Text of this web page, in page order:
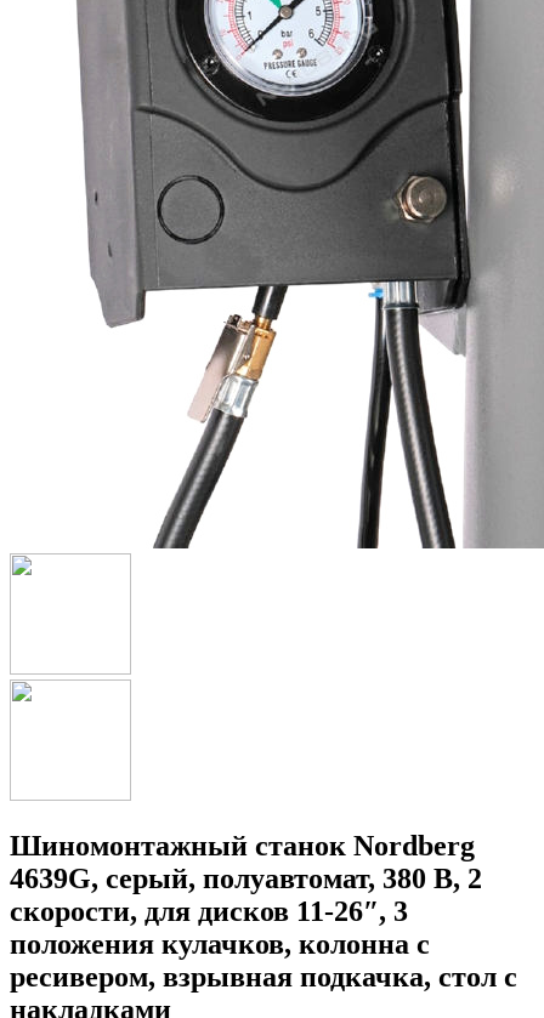
Шиномонтажный станок Nordberg
4639G, серый, полуавтомат, 380 В, 2
скорости, для дисков 11-26″, 3
положения кулачков, колонна с
ресивером, взрывная подкачка, стол с
накладками